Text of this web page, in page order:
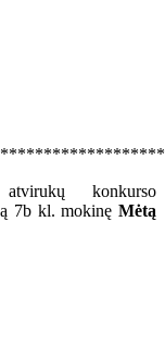
atvirukų konkurso
7b kl. mokinę Mėtą